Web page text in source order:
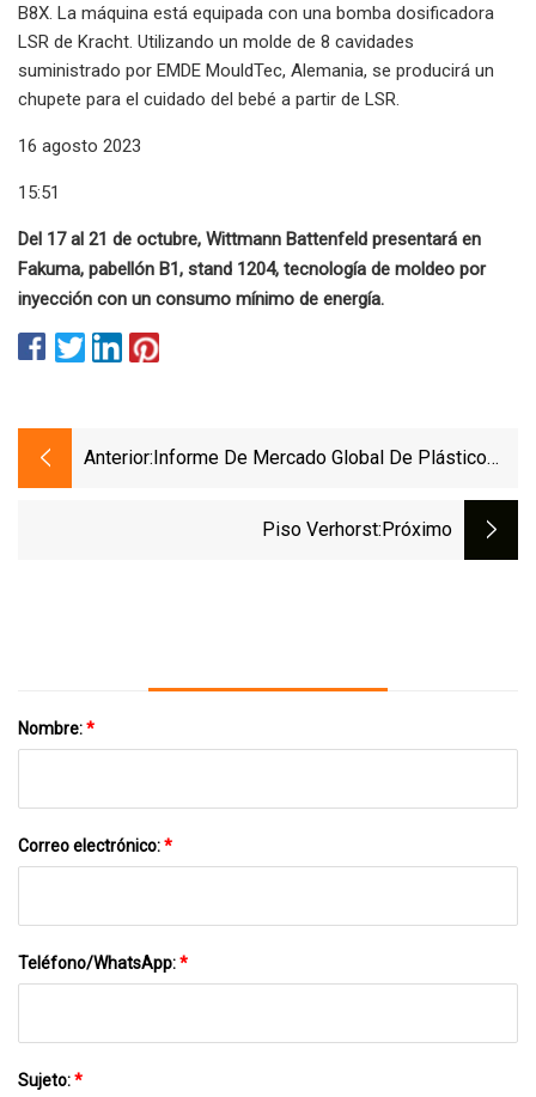
B8X. La máquina está equipada con una bomba dosificadora
LSR de Kracht. Utilizando un molde de 8 cavidades
suministrado por EMDE MouldTec, Alemania, se producirá un
chupete para el cuidado del bebé a partir de LSR.
16 agosto 2023
15:51
Del 17 al 21 de octubre, Wittmann Battenfeld presentará en
Fakuma, pabellón B1, stand 1204, tecnología de moldeo por
inyección con un consumo mínimo de energía.
Anterior: Informe De Mercado Global De Plástico
Piso Verhorst:próximo
Nombre:*
Correo electrónico:*
Teléfono/WhatsApp:*
Sujeto:*